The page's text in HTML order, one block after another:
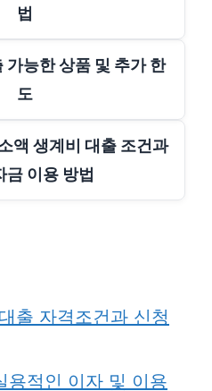
법
가능한 상품 및 추가 한
도
액 생계비 대출 조건과
금 이용 방법
출 자격조건과 신청
용적인 이자 및 이용